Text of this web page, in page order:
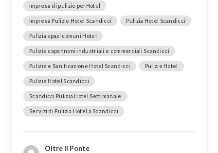
Impresa di pulizie perHotel
Impresa Pulizie Hotel Scandicci Pulizia Hotel Scandicci
Pulizia spazi comuni Hotel
Pulizie capannoni industriali e commerciali Scandicci
Pulizie e Sanificazione Hotel Scandicci Pulizie Hotel
Pulizie Hotel Scandicci
Scandicci Pulizia Hotel Settimanale
Servizi di Pulizia Hotel a Scandicci
Oltre il Ponte